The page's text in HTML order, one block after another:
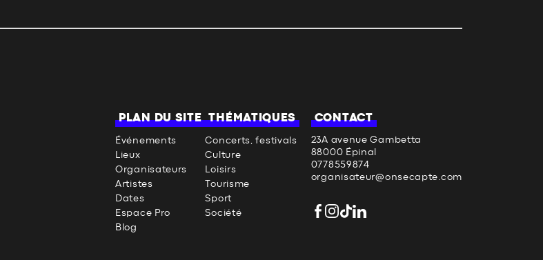
PLAN DU SITE
Événements
Lieux
Organisateurs
Artistes
Dates
Espace Pro
Blog
THÉMATIQUES
Concerts, festivals
Culture
Loisirs
Tourisme
Sport
Société
CONTACT
23A avenue Gambetta
88000 Épinal
0778559874
organisateur@onsecapte.com